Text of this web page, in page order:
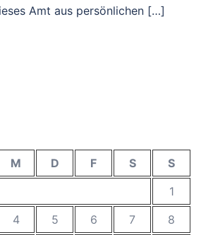
Amt aus persönlichen […]
M D F S
S
1
4 5 6 7
8